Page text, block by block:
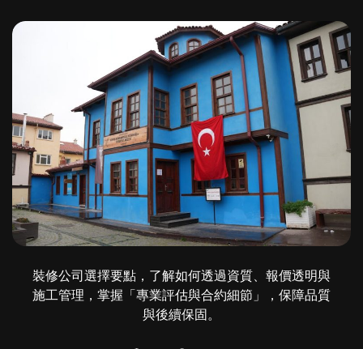
香
港
文
化
視
角
下
的
藝
術
與
實
踐
裝修公司選擇要點，了解如何透過資質、報價透明與
施工管理，掌握「專業評估與合約細節」，保障品質
與後續保固。